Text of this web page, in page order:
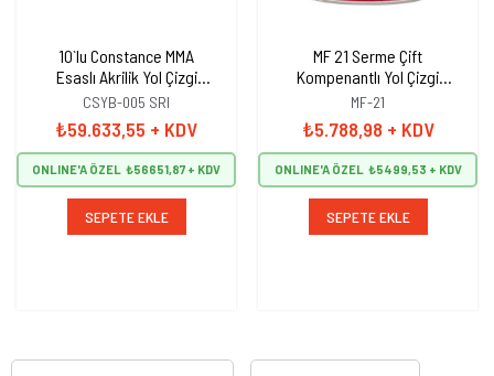
10`lu Constance MMA
Esaslı Akrilik Yol Çizgi
Boyası, Şerit Boyası 25 kg
Sarı
CSYB-005 SRI
₺59.633,55 + KDV
ONLINE'A ÖZEL ₺56651,87
SEPETE EKLE
MF 21 Serme Çift
Kompenantlı Yol Çizgi
Boyası, Şerit Boyası 25 kg
Sarı
MF-21
₺5.788,98 + KDV
ONLINE'A ÖZEL ₺5499,53
SEPETE EKLE